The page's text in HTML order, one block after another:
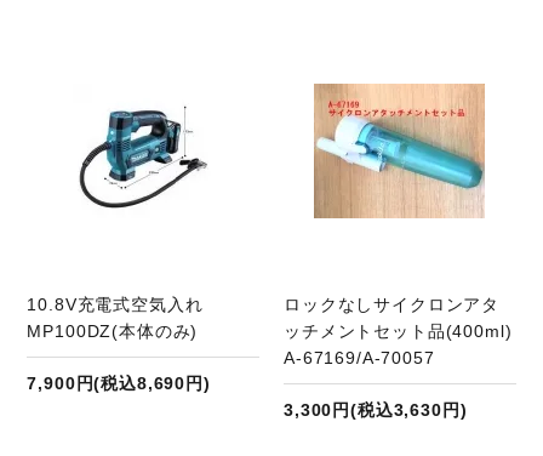
10.8V充電式空気入れ
MP100DZ(本体のみ)
7,900円(税込8,690円)
ロックなしサイクロンアタ
ッチメントセット品(400ml)
A-67169/A-70057
3,300円(税込3,630円)